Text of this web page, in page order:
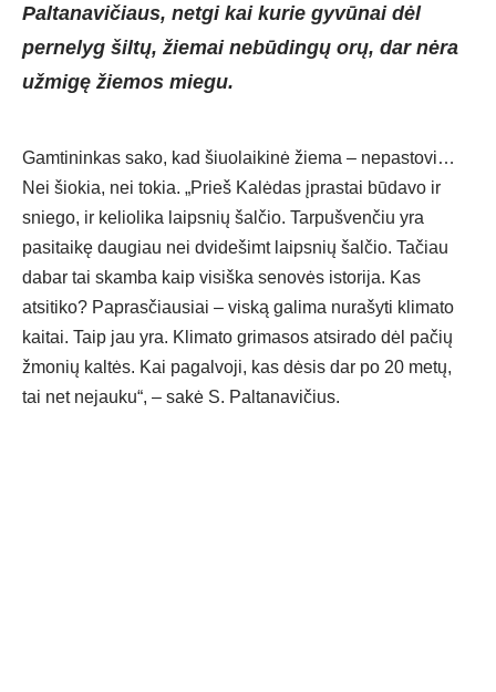
Paltanavičiaus, netgi kai kurie gyvūnai dėl
pernelyg šiltų, žiemai nebūdingų orų, dar nėra
užmigę žiemos miegu.
Gamtininkas sako, kad šiuolaikinė žiema – nepastovi…
Nei šiokia, nei tokia. „Prieš Kalėdas įprastai būdavo ir
sniego, ir keliolika laipsnių šalčio. Tarpušvenčiu yra
pasitaikę daugiau nei dvidešimt laipsnių šalčio. Tačiau
dabar tai skamba kaip visiška senovės istorija. Kas
atsitiko? Paprasčiausiai – viską galima nurašyti klimato
kaitai. Taip jau yra. Klimato grimasos atsirado dėl pačių
žmonių kaltės. Kai pagalvoji, kas dėsis dar po 20 metų,
tai net nejauku“, – sakė S. Paltanavičius.